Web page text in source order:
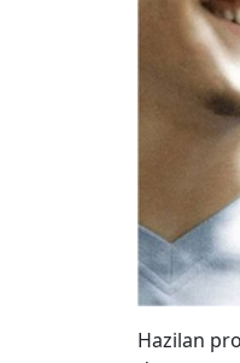
Hazilan